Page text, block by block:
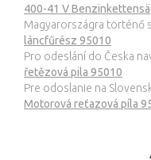
400-41 V
Magyarországra történő
láncfűrész 95010
Pro odeslání do Česka
řetězová pila 95010
Pre odoslanie na
Motorová reťazová píla